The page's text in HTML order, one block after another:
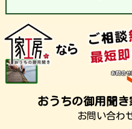
おうちの御用聞
お問い合わ